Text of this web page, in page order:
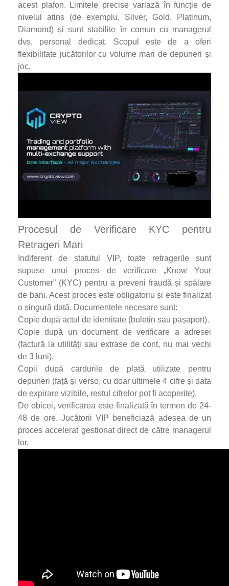
acest plafon. Limitele precise variază în funcție de
nivelul atins (de exemplu, Silver, Gold, Platinum,
Diamond) și sunt stabilite în comun cu managerul
dvs. personal dedicat. Scopul este de a oferi
flexibilitate jucătorilor cu volume mari de depuneri și
joc.
Procesul de Verificare KYC pentru
Retrageri Mari
Indiferent de statutul VIP, toate retragerile sunt
supuse unui proces de verificare „Know Your
Customer” (KYC) pentru a preveni fraudă și spălare
de bani. Acest proces este obligatoriu și este finalizat
o singură dată. Documentele necesare sunt:
Copie după actul de identitate (buletin sau pașaport).
Copie după un document de verificare a adresei
(factură la utilități sau extrase de cont, nu mai vechi
de 3 luni).
Copii după cardurile de plată utilizate pentru
depuneri (față și verso, cu doar ultimele 4 cifre și data
de expirare vizibile, restul cifrelor pot fi acoperite).
De obicei, verificarea este finalizată în termen de 24-
48 de ore. Jucătorii VIP beneficiază adesea de un
proces accelerat gestionat direct de către managerul
lor.